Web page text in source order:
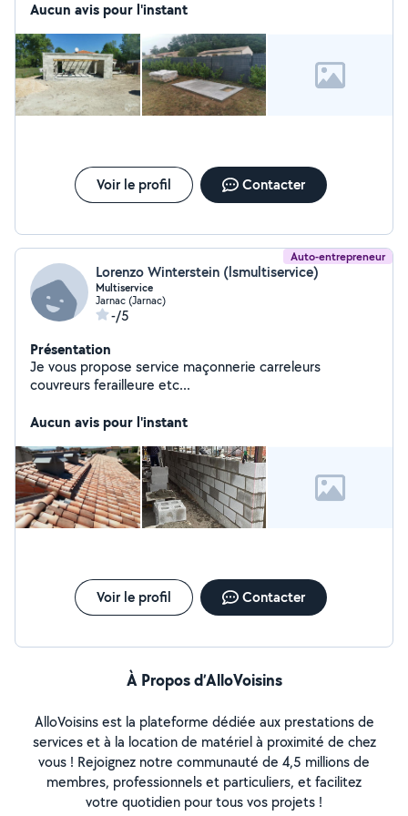
Aucun avis pour l'instant
Voir le profil Contacter
Auto-entrepreneur
Lorenzo Winterstein (lsmultiservice)
Multiservice
Jarnac (Jarnac)
-/5
Présentation
Je vous propose service maçonnerie carreleurs
couvreurs ferailleure etc...
Aucun avis pour l'instant
Voir le profil Contacter
À Propos d’AlloVoisins
AlloVoisins est la plateforme dédiée aux prestations de
services et à la location de matériel à proximité de chez
vous ! Rejoignez notre communauté de 4,5 millions de
membres, professionnels et particuliers, et facilitez
votre quotidien pour tous vos projets !